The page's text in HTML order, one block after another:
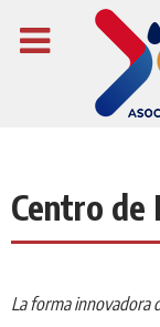
Centro de
La forma innovadora